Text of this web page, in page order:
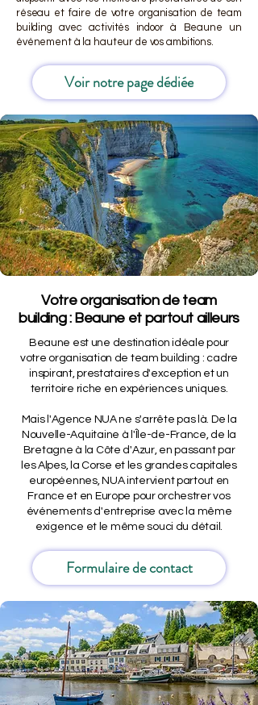
réseau et faire de votre organisation de team
building avec activités indoor à Beaune un
événement à la hauteur de vos ambitions.
Voir notre page dédiée
Votre organisation de team
building : Beaune et partout ailleurs
Beaune est une destination idéale pour
votre organisation de team building : cadre
inspirant, prestataires d'exception et un
territoire riche en expériences uniques.
Mais l'Agence NUA ne s'arrête pas là. De la
Nouvelle-Aquitaine à l'Île-de-France, de la
Bretagne à la Côte d'Azur, en passant par
les Alpes, la Corse et les grandes capitales
européennes, NUA intervient partout en
France et en Europe pour orchestrer vos
événements d'entreprise avec la même
exigence et le même souci du détail.
Formulaire de contact